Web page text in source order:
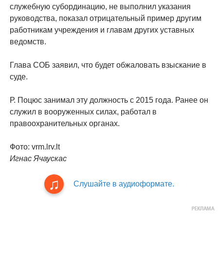
служебную субординацию, не выполнил указания
руководства, показал отрицательный пример другим
работникам учреждения и главам других уставных
ведомств.
Глава СОБ заявил, что будет обжаловать взыскание в
суде.
Р. Поцюс занимал эту должность с 2015 года. Ранее он
служил в вооруженных силах, работал в
правоохранительных органах.
Фото: vrm.lrv.lt
Игнас Ячаускас
Слушайте в аудиоформате.